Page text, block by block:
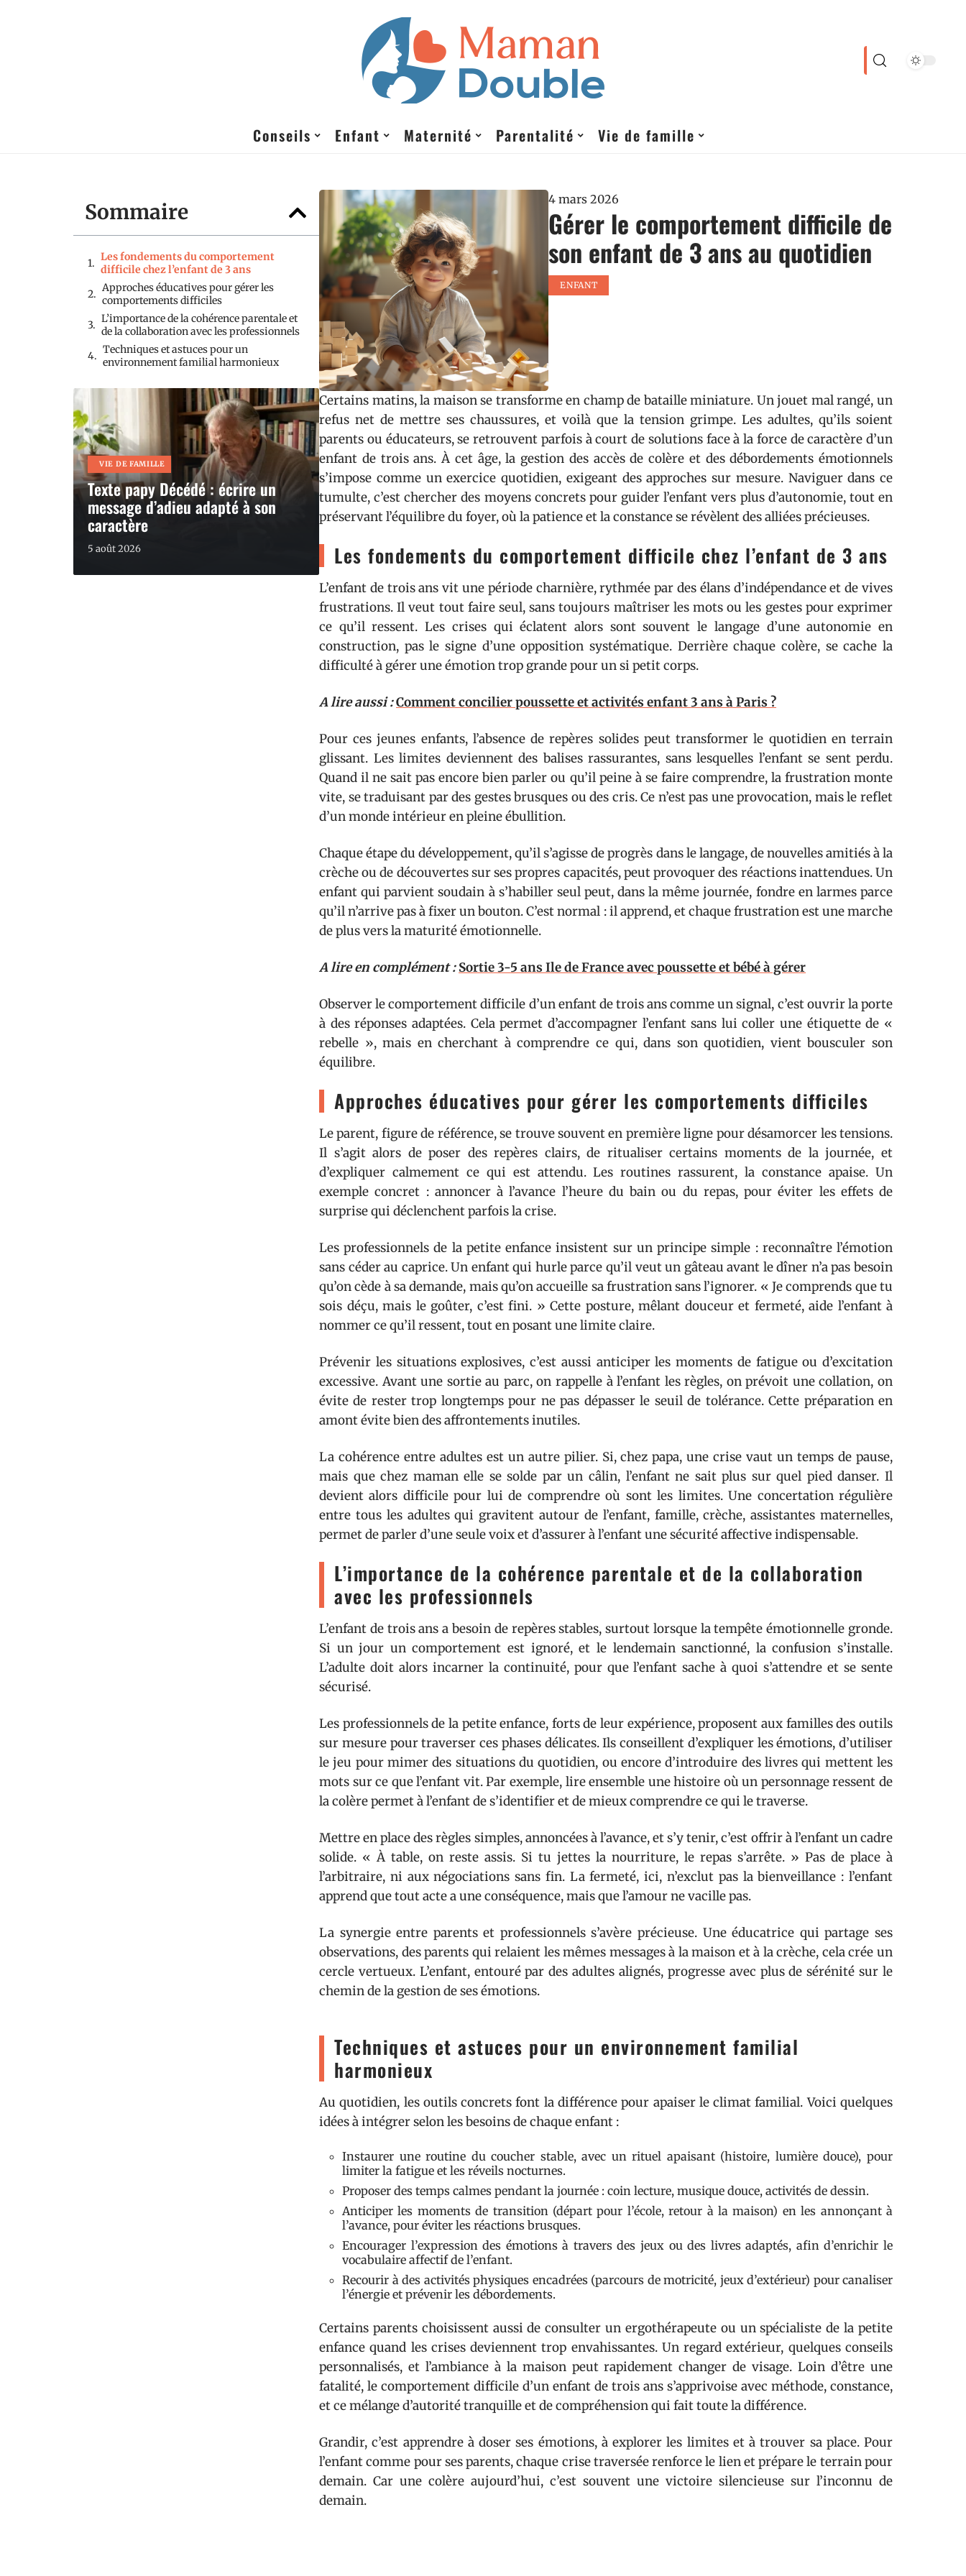
Conseils Enfant Maternité Parentalité Vie de famille
Sommaire
Les fondements du comportement
difficile chez l’enfant de 3 ans
Approches éducatives pour gérer les
comportements difficiles
L’importance de la cohérence parentale et
de la collaboration avec les professionnels
Techniques et astuces pour un
environnement familial harmonieux
VIE DE FAMILLE
Texte papy Décédé : écrire un
message d’adieu adapté à son
caractère
5 août 2026
4 mars 2026
Gérer le comportement difficile de
son enfant de 3 ans au quotidien
ENFANT
Certains matins, la maison se transforme en champ de bataille miniature. Un jouet mal rangé, un
refus net de mettre ses chaussures, et voilà que la tension grimpe. Les adultes, qu’ils soient
parents ou éducateurs, se retrouvent parfois à court de solutions face à la force de caractère d’un
enfant de trois ans. À cet âge, la gestion des accès de colère et des débordements émotionnels
s’impose comme un exercice quotidien, exigeant des approches sur mesure. Naviguer dans ce
tumulte, c’est chercher des moyens concrets pour guider l’enfant vers plus d’autonomie, tout en
préservant l’équilibre du foyer, où la patience et la constance se révèlent des alliées précieuses.
Les fondements du comportement difficile chez l’enfant de 3 ans
L’enfant de trois ans vit une période charnière, rythmée par des élans d’indépendance et de vives
frustrations. Il veut tout faire seul, sans toujours maîtriser les mots ou les gestes pour exprimer
ce qu’il ressent. Les crises qui éclatent alors sont souvent le langage d’une autonomie en
construction, pas le signe d’une opposition systématique. Derrière chaque colère, se cache la
difficulté à gérer une émotion trop grande pour un si petit corps.
A lire aussi :Comment concilier poussette et activités enfant 3 ans à Paris ?
Pour ces jeunes enfants, l’absence de repères solides peut transformer le quotidien en terrain
glissant. Les limites deviennent des balises rassurantes, sans lesquelles l’enfant se sent perdu.
Quand il ne sait pas encore bien parler ou qu’il peine à se faire comprendre, la frustration monte
vite, se traduisant par des gestes brusques ou des cris. Ce n’est pas une provocation, mais le reflet
d’un monde intérieur en pleine ébullition.
Chaque étape du développement, qu’il s’agisse de progrès dans le langage, de nouvelles amitiés à la
crèche ou de découvertes sur ses propres capacités, peut provoquer des réactions inattendues. Un
enfant qui parvient soudain à s’habiller seul peut, dans la même journée, fondre en larmes parce
qu’il n’arrive pas à fixer un bouton. C’est normal : il apprend, et chaque frustration est une marche
de plus vers la maturité émotionnelle.
A lire en complément : Sortie 3-5 ans Ile de France avec poussette et bébé à gérer
Observer le comportement difficile d’un enfant de trois ans comme un signal, c’est ouvrir la porte
à des réponses adaptées. Cela permet d’accompagner l’enfant sans lui coller une étiquette de «
rebelle », mais en cherchant à comprendre ce qui, dans son quotidien, vient bousculer son
équilibre.
Approches éducatives pour gérer les comportements difficiles
Le parent, figure de référence, se trouve souvent en première ligne pour désamorcer les tensions.
Il s’agit alors de poser des repères clairs, de ritualiser certains moments de la journée, et
d’expliquer calmement ce qui est attendu. Les routines rassurent, la constance apaise. Un
exemple concret : annoncer à l’avance l’heure du bain ou du repas, pour éviter les effets de
surprise qui déclenchent parfois la crise.
Les professionnels de la petite enfance insistent sur un principe simple : reconnaître l’émotion
sans céder au caprice. Un enfant qui hurle parce qu’il veut un gâteau avant le dîner n’a pas besoin
qu’on cède à sa demande, mais qu’on accueille sa frustration sans l’ignorer. « Je comprends que tu
sois déçu, mais le goûter, c’est fini. » Cette posture, mêlant douceur et fermeté, aide l’enfant à
nommer ce qu’il ressent, tout en posant une limite claire.
Prévenir les situations explosives, c’est aussi anticiper les moments de fatigue ou d’excitation
excessive. Avant une sortie au parc, on rappelle à l’enfant les règles, on prévoit une collation, on
évite de rester trop longtemps pour ne pas dépasser le seuil de tolérance. Cette préparation en
amont évite bien des affrontements inutiles.
La cohérence entre adultes est un autre pilier. Si, chez papa, une crise vaut un temps de pause,
mais que chez maman elle se solde par un câlin, l’enfant ne sait plus sur quel pied danser. Il
devient alors difficile pour lui de comprendre où sont les limites. Une concertation régulière
entre tous les adultes qui gravitent autour de l’enfant, famille, crèche, assistantes maternelles,
permet de parler d’une seule voix et d’assurer à l’enfant une sécurité affective indispensable.
L’importance de la cohérence parentale et de la collaboration
avec les professionnels
L’enfant de trois ans a besoin de repères stables, surtout lorsque la tempête émotionnelle gronde.
Si un jour un comportement est ignoré, et le lendemain sanctionné, la confusion s’installe.
L’adulte doit alors incarner la continuité, pour que l’enfant sache à quoi s’attendre et se sente
sécurisé.
Les professionnels de la petite enfance, forts de leur expérience, proposent aux familles des outils
sur mesure pour traverser ces phases délicates. Ils conseillent d’expliquer les émotions, d’utiliser
le jeu pour mimer des situations du quotidien, ou encore d’introduire des livres qui mettent les
mots sur ce que l’enfant vit. Par exemple, lire ensemble une histoire où un personnage ressent de
la colère permet à l’enfant de s’identifier et de mieux comprendre ce qui le traverse.
Mettre en place des règles simples, annoncées à l’avance, et s’y tenir, c’est offrir à l’enfant un cadre
solide. « À table, on reste assis. Si tu jettes la nourriture, le repas s’arrête. » Pas de place à
l’arbitraire, ni aux négociations sans fin. La fermeté, ici, n’exclut pas la bienveillance : l’enfant
apprend que tout acte a une conséquence, mais que l’amour ne vacille pas.
La synergie entre parents et professionnels s’avère précieuse. Une éducatrice qui partage ses
observations, des parents qui relaient les mêmes messages à la maison et à la crèche, cela crée un
cercle vertueux. L’enfant, entouré par des adultes alignés, progresse avec plus de sérénité sur le
chemin de la gestion de ses émotions.
Techniques et astuces pour un environnement familial
harmonieux
Au quotidien, les outils concrets font la différence pour apaiser le climat familial. Voici quelques
idées à intégrer selon les besoins de chaque enfant :
Instaurer une routine du coucher stable, avec un rituel apaisant (histoire, lumière douce), pour
limiter la fatigue et les réveils nocturnes.
Proposer des temps calmes pendant la journée : coin lecture, musique douce, activités de dessin.
Anticiper les moments de transition (départ pour l’école, retour à la maison) en les annonçant à
l’avance, pour éviter les réactions brusques.
Encourager l’expression des émotions à travers des jeux ou des livres adaptés, afin d’enrichir le
vocabulaire affectif de l’enfant.
Recourir à des activités physiques encadrées (parcours de motricité, jeux d’extérieur) pour canaliser
l’énergie et prévenir les débordements.
Certains parents choisissent aussi de consulter un ergothérapeute ou un spécialiste de la petite
enfance quand les crises deviennent trop envahissantes. Un regard extérieur, quelques conseils
personnalisés, et l’ambiance à la maison peut rapidement changer de visage. Loin d’être une
fatalité, le comportement difficile d’un enfant de trois ans s’apprivoise avec méthode, constance,
et ce mélange d’autorité tranquille et de compréhension qui fait toute la différence.
Grandir, c’est apprendre à doser ses émotions, à explorer les limites et à trouver sa place. Pour
l’enfant comme pour ses parents, chaque crise traversée renforce le lien et prépare le terrain pour
demain. Car une colère aujourd’hui, c’est souvent une victoire silencieuse sur l’inconnu de
demain.